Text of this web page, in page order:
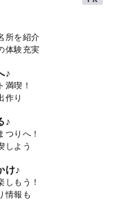
所を紹介
体験充実
♪
満喫！
作り
♪
つりへ！
しよう
け♪
しもう！
情報も